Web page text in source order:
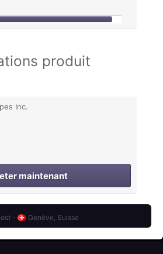
produit
Inc.
maintenant
- Genève, Suisse